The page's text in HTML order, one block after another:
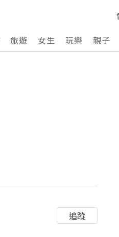
旅遊 女生 玩樂 親子
追蹤